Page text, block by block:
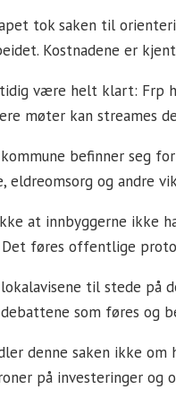
tok saken til
Kostnadene er
være helt klart: Frp
møter kan streames
kommune befinner seg
eldreomsorg og andre
at innbyggerne ikke
føres offentlige
til stede på
debattene som føres og
denne saken ikke
på investeringer og